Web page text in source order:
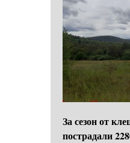
За сезон от
пострадали